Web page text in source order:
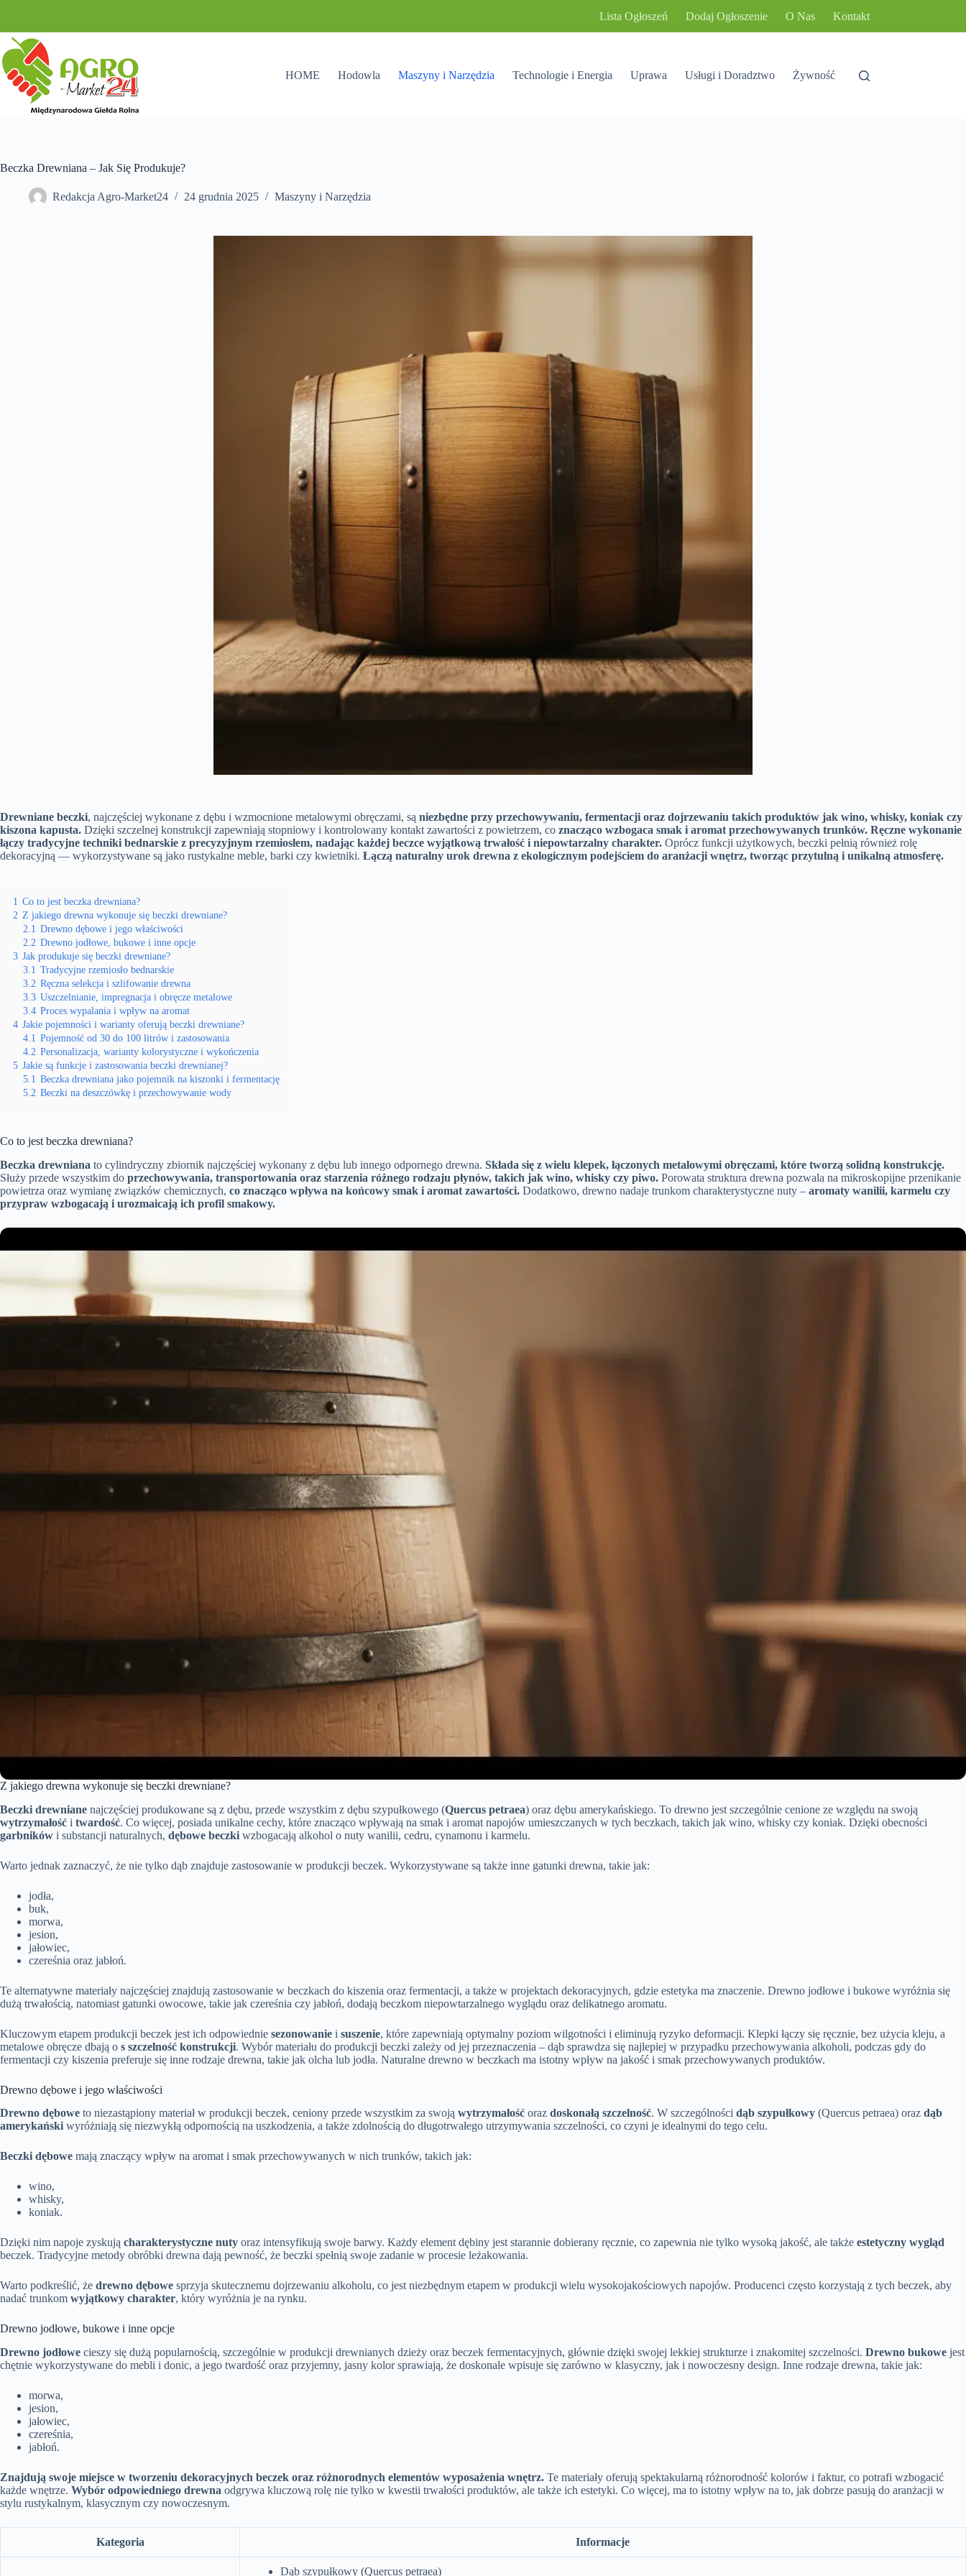
treści
Lista Ogłoszeń Dodaj Ogłoszenie O Nas Kontakt
HOME Hodowla Maszyny i Narzędzia Technologie i Energia Uprawa Usługi i Doradztwo Żywność
Beczka Drewniana – Jak Się Produkuje?
Redakcja Agro-Market24 24 grudnia 2025 Maszyny i Narzędzia
Drewniane beczki, najczęściej wykonane z dębu i wzmocnione metalowymi obręczami, są niezbędne przy przechowywaniu, fermentacji oraz dojrzewaniu takich produktów jak wino, whisky, koniak czy
kiszona kapusta. Dzięki szczelnej konstrukcji zapewniają stopniowy i kontrolowany kontakt zawartości z powietrzem, co znacząco wzbogaca smak i aromat przechowywanych trunków. Ręczne wykonanie
łączy tradycyjne techniki bednarskie z precyzyjnym rzemiosłem, nadając każdej beczce wyjątkową trwałość i niepowtarzalny charakter. Oprócz funkcji użytkowych, beczki pełnią również rolę
dekoracyjną — wykorzystywane są jako rustykalne meble, barki czy kwietniki. Łączą naturalny urok drewna z ekologicznym podejściem do aranżacji wnętrz, tworząc przytulną i unikalną atmosferę.
1 Co to jest beczka drewniana?
2 Z jakiego drewna wykonuje się beczki drewniane?
2.1 Drewno dębowe i jego właściwości
2.2 Drewno jodłowe, bukowe i inne opcje
3 Jak produkuje się beczki drewniane?
3.1 Tradycyjne rzemiosło bednarskie
3.2 Ręczna selekcja i szlifowanie drewna
3.3 Uszczelnianie, impregnacja i obręcze metalowe
3.4 Proces wypalania i wpływ na aromat
4 Jakie pojemności i warianty oferują beczki drewniane?
4.1 Pojemność od 30 do 100 litrów i zastosowania
4.2 Personalizacja, warianty kolorystyczne i wykończenia
5 Jakie są funkcje i zastosowania beczki drewnianej?
5.1 Beczka drewniana jako pojemnik na kiszonki i fermentację
5.2 Beczki na deszczówkę i przechowywanie wody
Co to jest beczka drewniana?
Beczka drewniana to cylindryczny zbiornik najczęściej wykonany z dębu lub innego odpornego drewna. Składa się z wielu klepek, łączonych metalowymi obręczami, które tworzą solidną konstrukcję.
Służy przede wszystkim do przechowywania, transportowania oraz starzenia różnego rodzaju płynów, takich jak wino, whisky czy piwo. Porowata struktura drewna pozwala na mikroskopijne przenikanie
powietrza oraz wymianę związków chemicznych, co znacząco wpływa na końcowy smak i aromat zawartości. Dodatkowo, drewno nadaje trunkom charakterystyczne nuty – aromaty wanilii, karmelu czy
przypraw wzbogacają i urozmaicają ich profil smakowy.
Z jakiego drewna wykonuje się beczki drewniane?
Beczki drewniane najczęściej produkowane są z dębu, przede wszystkim z dębu szypułkowego (Quercus petraea) oraz dębu amerykańskiego. To drewno jest szczególnie cenione ze względu na swoją
wytrzymałość i twardość. Co więcej, posiada unikalne cechy, które znacząco wpływają na smak i aromat napojów umieszczanych w tych beczkach, takich jak wino, whisky czy koniak. Dzięki obecności
garbników i substancji naturalnych, dębowe beczki wzbogacają alkohol o nuty wanilii, cedru, cynamonu i karmelu.
Warto jednak zaznaczyć, że nie tylko dąb znajduje zastosowanie w produkcji beczek. Wykorzystywane są także inne gatunki drewna, takie jak:
jodła,
buk,
morwa,
jesion,
jałowiec,
czereśnia oraz jabłoń.
Te alternatywne materiały najczęściej znajdują zastosowanie w beczkach do kiszenia oraz fermentacji, a także w projektach dekoracyjnych, gdzie estetyka ma znaczenie. Drewno jodłowe i bukowe wyróżnia się
dużą trwałością, natomiast gatunki owocowe, takie jak czereśnia czy jabłoń, dodają beczkom niepowtarzalnego wyglądu oraz delikatnego aromatu.
Kluczowym etapem produkcji beczek jest ich odpowiednie sezonowanie i suszenie, które zapewniają optymalny poziom wilgotności i eliminują ryzyko deformacji. Klepki łączy się ręcznie, bez użycia kleju, a
metalowe obręcze dbają o s szczelność konstrukcji. Wybór materiału do produkcji beczki zależy od jej przeznaczenia – dąb sprawdza się najlepiej w przypadku przechowywania alkoholi, podczas gdy do
fermentacji czy kiszenia preferuje się inne rodzaje drewna, takie jak olcha lub jodła. Naturalne drewno w beczkach ma istotny wpływ na jakość i smak przechowywanych produktów.
Drewno dębowe i jego właściwości
Drewno dębowe to niezastąpiony materiał w produkcji beczek, ceniony przede wszystkim za swoją wytrzymałość oraz doskonałą szczelność. W szczególności dąb szypułkowy (Quercus petraea) oraz dąb
amerykański wyróżniają się niezwykłą odpornością na uszkodzenia, a także zdolnością do długotrwałego utrzymywania szczelności, co czyni je idealnymi do tego celu.
Beczki dębowe mają znaczący wpływ na aromat i smak przechowywanych w nich trunków, takich jak:
wino,
whisky,
koniak.
Dzięki nim napoje zyskują charakterystyczne nuty oraz intensyfikują swoje barwy. Każdy element dębiny jest starannie dobierany ręcznie, co zapewnia nie tylko wysoką jakość, ale także estetyczny wygląd
beczek. Tradycyjne metody obróbki drewna dają pewność, że beczki spełnią swoje zadanie w procesie leżakowania.
Warto podkreślić, że drewno dębowe sprzyja skutecznemu dojrzewaniu alkoholu, co jest niezbędnym etapem w produkcji wielu wysokojakościowych napojów. Producenci często korzystają z tych beczek, aby
nadać trunkom wyjątkowy charakter, który wyróżnia je na rynku.
Drewno jodłowe, bukowe i inne opcje
Drewno jodłowe cieszy się dużą popularnością, szczególnie w produkcji drewnianych dzieży oraz beczek fermentacyjnych, głównie dzięki swojej lekkiej strukturze i znakomitej szczelności. Drewno bukowe jest
chętnie wykorzystywane do mebli i donic, a jego twardość oraz przyjemny, jasny kolor sprawiają, że doskonale wpisuje się zarówno w klasyczny, jak i nowoczesny design. Inne rodzaje drewna, takie jak:
morwa,
jesion,
jałowiec,
czereśnia,
jabłoń.
Znajdują swoje miejsce w tworzeniu dekoracyjnych beczek oraz różnorodnych elementów wyposażenia wnętrz. Te materiały oferują spektakularną różnorodność kolorów i faktur, co potrafi wzbogacić
każde wnętrze. Wybór odpowiedniego drewna odgrywa kluczową rolę nie tylko w kwestii trwałości produktów, ale także ich estetyki. Co więcej, ma to istotny wpływ na to, jak dobrze pasują do aranżacji w
stylu rustykalnym, klasycznym czy nowoczesnym.
Kategoria Informacje
Dąb szypułkowy (Quercus petraea)